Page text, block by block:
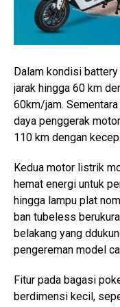
Dalam kondisi
jarak hingga 60 km
60km/jam.
daya penggerak
110 km dengan
Kedua motor listrik
hemat energi untuk
hingga lampu plat
ban tubeless
belakang yang
pengereman model
Fitur pada bagasi
berdimensi kecil,